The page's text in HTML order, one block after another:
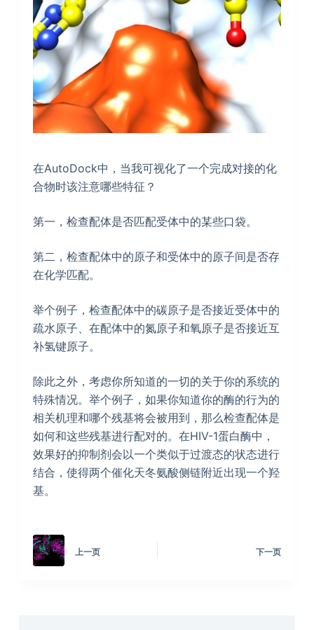
在AutoDock中，当我可视化了一个完成对接的化
合物时该注意哪些特征？
第一，检查配体是否匹配受体中的某些口袋。
第二，检查配体中的原子和受体中的原子间是否存
在化学匹配。
举个例子，检查配体中的碳原子是否接近受体中的
疏水原子、在配体中的氮原子和氧原子是否接近互
补氢键原子。
除此之外，考虑你所知道的一切的关于你的系统的
特殊情况。举个例子，如果你知道你的酶的行为的
相关机理和哪个残基将会被用到，那么检查配体是
如何和这些残基进行配对的。在HIV-1蛋白酶中，
效果好的抑制剂会以一个类似于过渡态的状态进行
结合，使得两个催化天冬氨酸侧链附近出现一个羟
基。
上一页 下一页